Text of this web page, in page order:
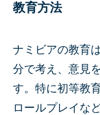
教育方法
ナミビアの教育
分で考え、意見
す。特に初等教
ロールプレイな